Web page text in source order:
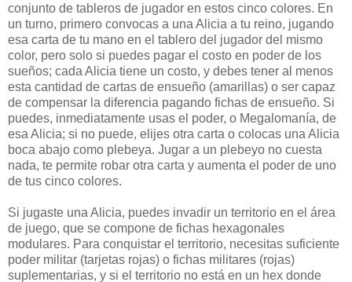
conjunto de tableros de jugador en estos cinco colores. En
un turno, primero convocas a una Alicia a tu reino, jugando
esa carta de tu mano en el tablero del jugador del mismo
color, pero solo si puedes pagar el costo en poder de los
sueños; cada Alicia tiene un costo, y debes tener al menos
esta cantidad de cartas de ensueño (amarillas) o ser capaz
de compensar la diferencia pagando fichas de ensueño. Si
puedes, inmediatamente usas el poder, o Megalomanía, de
esa Alicia; si no puede, elijes otra carta o colocas una Alicia
boca abajo como plebeya. Jugar a un plebeyo no cuesta
nada, te permite robar otra carta y aumenta el poder de uno
de tus cinco colores.
Si jugaste una Alicia, puedes invadir un territorio en el área
de juego, que se compone de fichas hexagonales
modulares. Para conquistar el territorio, necesitas suficiente
poder militar (tarjetas rojas) o fichas militares (rojas)
suplementarias, y si el territorio no está en un hex donde